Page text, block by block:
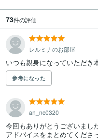
73件の評価
レルミナのお部屋
いつも親身になっていただ
参考になった
an_nc0320
今回もありがとうございまし
アドバイスをまとめてくださ